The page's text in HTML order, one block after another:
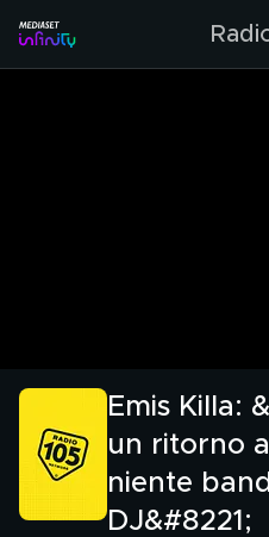
Emis Killa:
un ritorno
niente
DJ&#8221;